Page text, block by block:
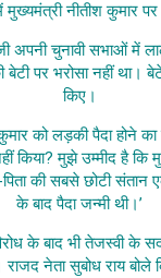
नीतीश कुमार पर
अपनी चुनावी सभाओं में
पर भरोसा नहीं था।
किए।
को लड़की पैदा होने
किया? मुझे उम्मीद है कि
पिता की सबसे छोटी संतान
के बाद पैदा जन्मी थी।’
के बाद भी तेजस्वी के
नेता सुबोध राय बोले